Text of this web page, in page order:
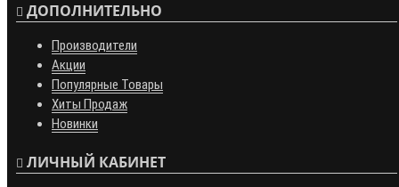
ДОПОЛНИТЕЛЬНО
Производители
Акции
Популярные Товары
Хиты Продаж
Новинки
ЛИЧНЫЙ КАБИНЕТ